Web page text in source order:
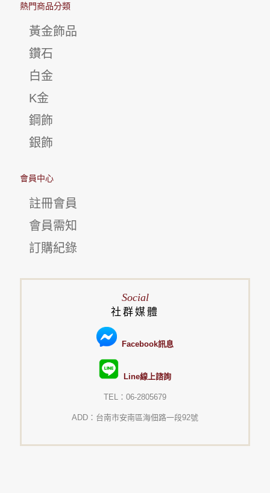
熱門商品分類
黃金飾品
鑽石
白金
K金
鋼飾
銀飾
會員中心
註冊會員
會員需知
訂購紀錄
Social
社群媒體
Facebook訊息
Line線上諮詢
TEL：06-2805679
ADD：台南市安南區海佃路一段92號